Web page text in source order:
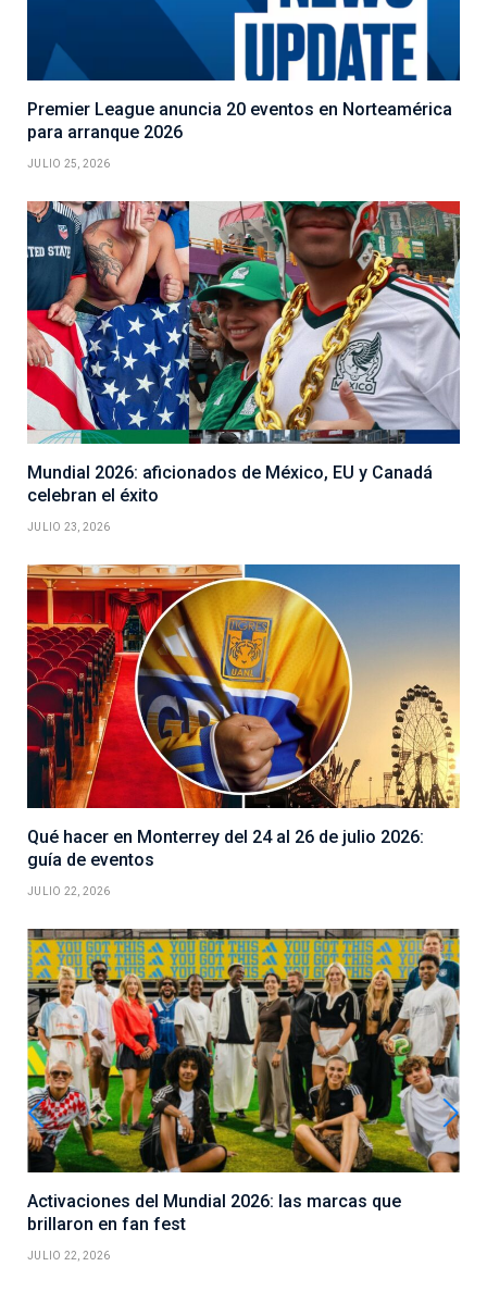
Premier League anuncia 20 eventos en Norteamérica
para arranque 2026
JULIO 25, 2026
Mundial 2026: aficionados de México, EU y Canadá
celebran el éxito
JULIO 23, 2026
Qué hacer en Monterrey del 24 al 26 de julio 2026:
guía de eventos
JULIO 22, 2026
Activaciones del Mundial 2026: las marcas que
brillaron en fan fest
JULIO 22, 2026